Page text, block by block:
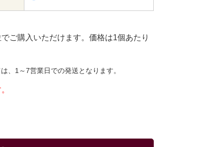
ご購入いただけます。価格は1個あたり
、1～7営業日での発送となります。